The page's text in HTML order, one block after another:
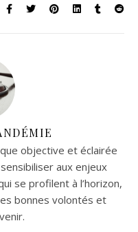
objective et éclairée
aux enjeux
se profilent à l’horizon,
bonnes volontés et